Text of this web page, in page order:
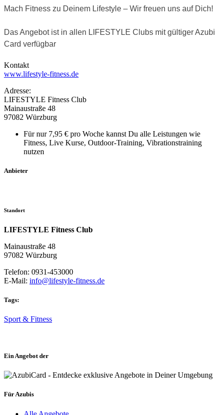
Mach Fitness zu Deinem Lifestyle – Wir freuen uns auf Dich!
Das Angebot ist in allen LIFESTYLE Clubs mit gültiger Azubi
Card verfügbar
Kontakt
www.lifestyle-fitness.de
Adresse:
LIFESTYLE Fitness Club
Mainaustraße 48
97082 Würzburg
Für nur 7,95 € pro Woche kannst Du alle Leistungen wie
Fitness, Live Kurse, Outdoor-Training, Vibrationstraining
nutzen
Anbieter
Standort
LIFESTYLE Fitness Club
Mainaustraße 48
97082 Würzburg
Telefon: 0931-453000
E-Mail: info@lifestyle-fitness.de
Tags:
Sport & Fitness
Ein Angebot der
Für Azubis